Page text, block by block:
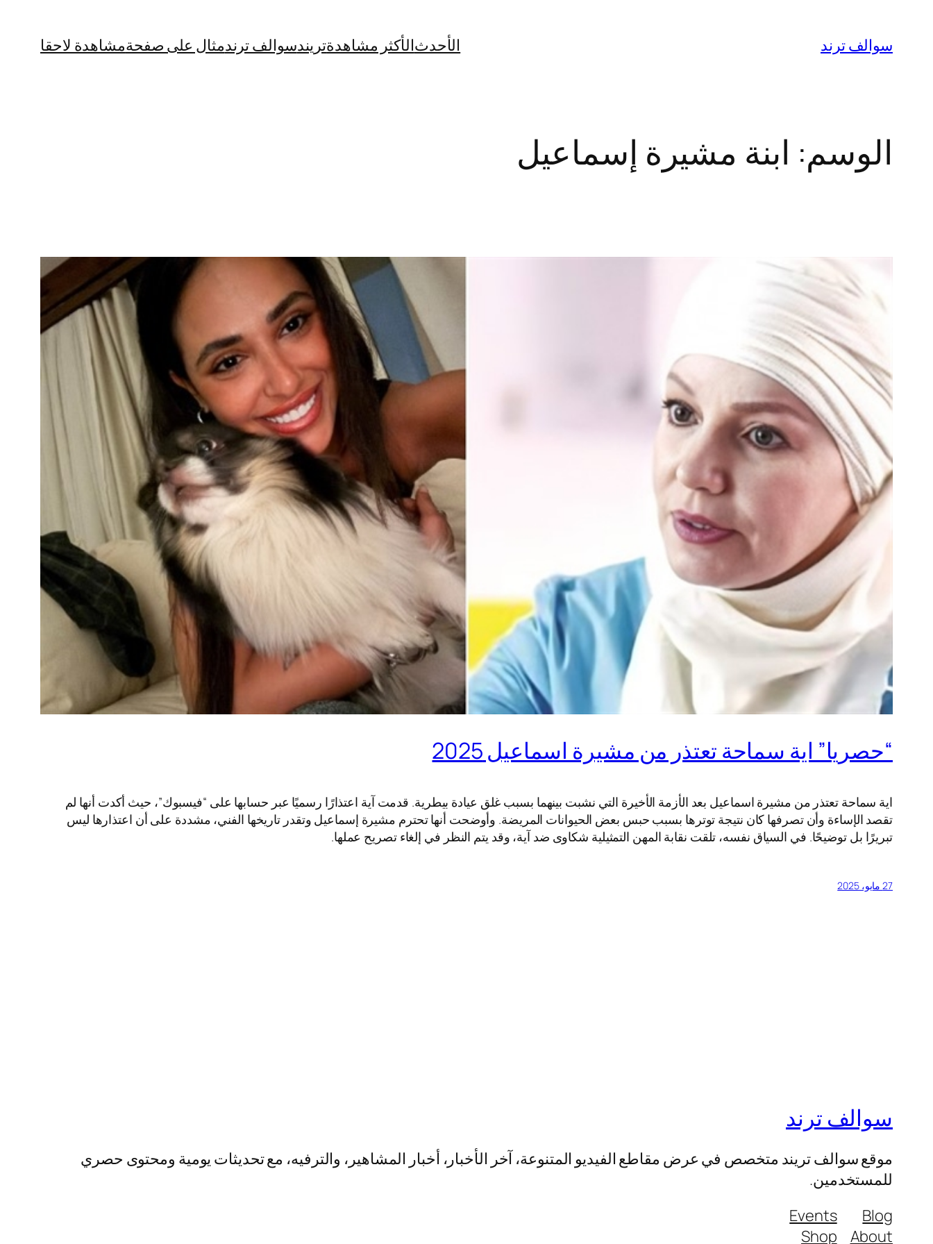
المحتوى
سوالف ترند الأحدثالأكثر مشاهدةتريندسوالف ترندمثال على صفحةمشاهدة لاحقا
الوسم: ابنة مشيرة إسماعيل
“حصريا” اية سماحة تعتذر من مشيرة اسماعيل 2025
اية سماحة تعتذر من مشيرة اسماعيل بعد الأزمة الأخيرة التي نشبت بينهما بسبب غلق عيادة بيطرية. قدمت آية اعتذارًا رسميًا عبر حسابها على “فيسبوك”، حيث أكدت أنها لم
تقصد الإساءة وأن تصرفها كان نتيجة توترها بسبب حبس بعض الحيوانات المريضة. وأوضحت أنها تحترم مشيرة إسماعيل وتقدر تاريخها الفني، مشددة على أن اعتذارها ليس
تبريرًا بل توضيحًا. في السياق نفسه، تلقت نقابة المهن التمثيلية شكاوى ضد آية، وقد يتم النظر في إلغاء تصريح عملها.
27 مايو، 2025
سوالف ترند
موقع سوالف تريند متخصص في عرض مقاطع الفيديو المتنوعة، آخر الأخبار، أخبار المشاهير، والترفيه، مع تحديثات يومية ومحتوى حصري
للمستخدمين.
Blog
About
Events
Shop